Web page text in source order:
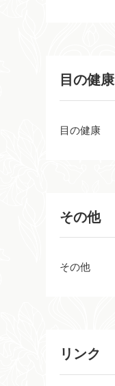
目の健康
目の健康
その他
その他
リンク